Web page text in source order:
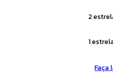
2
1
Faça